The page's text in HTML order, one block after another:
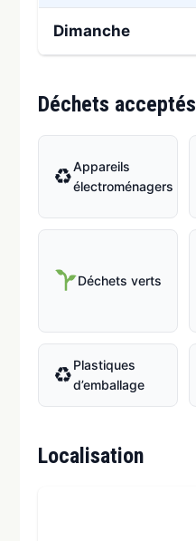
Dimanche
Déchets acceptés
♻Appareils
électroménagers
Déchets verts
♻Plastiques
d’emballage
Localisation